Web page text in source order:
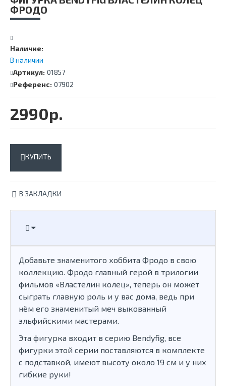
ФРОДО
Наличие:
В наличии
Артикул: 01857
Референс: 07902
2990р.
КУПИТЬ
В ЗАКЛАДКИ
Добавьте знаменитого хоббита Фродо в свою
коллекцию. Фродо главный герой в трилогии
фильмов «Властелин колец», теперь он может
сыграть главную роль и у вас дома, ведь при
нём его знаменитый меч выкованный
эльфийскими мастерами.
Эта фигурка входит в серию Bendyfig, все
фигурки этой серии поставляются в комплекте
с подставкой, имеют высоту около 19 см и у них
гибкие руки!